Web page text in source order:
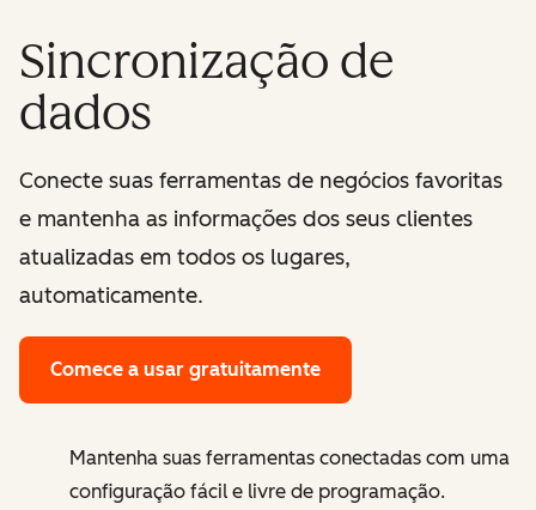
Sincronização de
dados
Conecte suas ferramentas de negócios favoritas
e mantenha as informações dos seus clientes
atualizadas em todos os lugares,
automaticamente.
Comece a usar gratuitamente
Mantenha suas ferramentas conectadas com uma
configuração fácil e livre de programação.